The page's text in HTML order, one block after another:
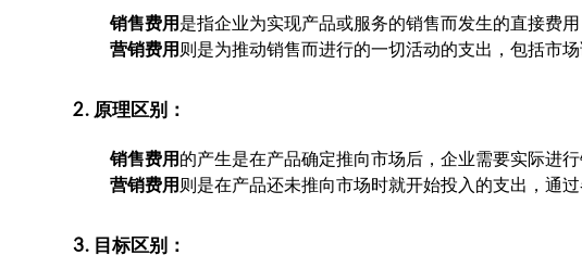
销售费用 是指企业为实现产品或服务的销售而发生的直接费
营销费用 则是为推动销售而进行的一切活动的支出，包括市
2. 原理区别：
销售费用 的产生是在产品确定推向市场后，企业需要实际进
营销费用 则是在产品还未推向市场时就开始投入的支出，通
3. 目标区别：